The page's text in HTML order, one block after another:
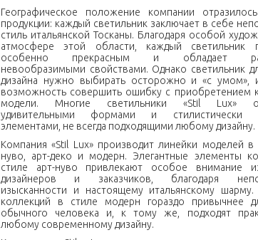
Географическое положение компании
продукции: каждый светильник заключает в себе
стиль итальянской Тосканы. Благодаря особой
атмосфере этой области, каждый светильник
особенно прекрасным и обладает
невообразимыми свойствами. Однако светильник
дизайна нужно выбирать осторожно и «с умом»,
возможность совершить ошибку с приобретением
модели. Многие светильники «Stil Lux»
удивительными формами и стилистически
элементами, не всегда подходящими любому дизайну.
Компания «Stil Lux» производит линейки моделей в
нуво, арт-деко и модерн. Элегантные элементы
стиле арт-нуво привлекают особое внимание
дизайнеров и заказчиков, благодаря
изысканности и настоящему итальянскому
коллекций в стиле модерн гораздо привычнее
обычного человека и, к тому же, подходят
любому современному дизайну.